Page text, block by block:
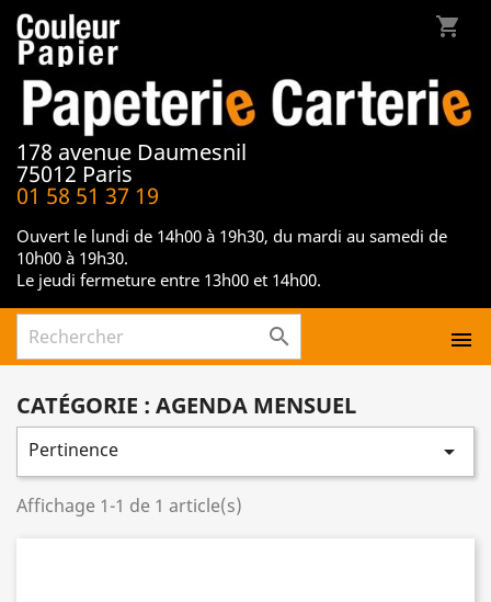
shopping_cart
178 avenue Daumesnil
75012 Paris
01 58 51 37 19
Ouvert le lundi de 14h00 à 19h30, du mardi au samedi de
10h00 à 19h30.
Le jeudi fermeture entre 13h00 et 14h00.
 
CATÉGORIE : AGENDA MENSUEL
Pertinence 
Affichage 1-1 de 1 article(s)